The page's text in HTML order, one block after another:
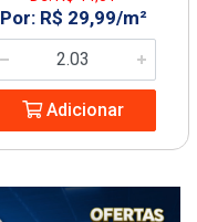
Por: R$ 29,99/m²
Adicionar